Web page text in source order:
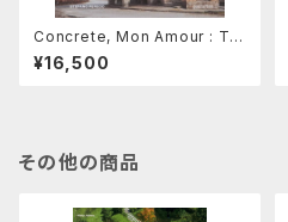
Concrete, Mon Amour : Th
e Raw Imprint of Modernis
m
¥16,500
その他の商品